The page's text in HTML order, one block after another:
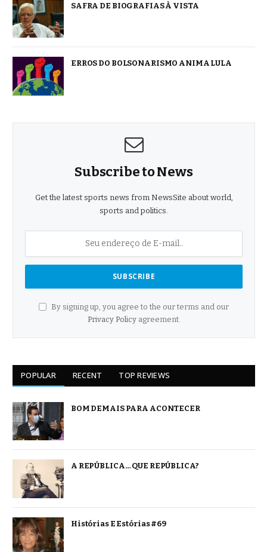
SAFRA DE BIOGRAFIAS À VISTA
ERROS DO BOLSONARISMO ANIMA LULA
Subscribe to News
Get the latest sports news from NewsSite about world,
sports and politics.
By signing up, you agree to the our terms and our
Privacy Policyagreement.
POPULAR RECENT TOP REVIEWS
BOM DEMAIS PARA ACONTECER
A REPÚBLICA… QUE REPÚBLICA?
Histórias E Estórias #69